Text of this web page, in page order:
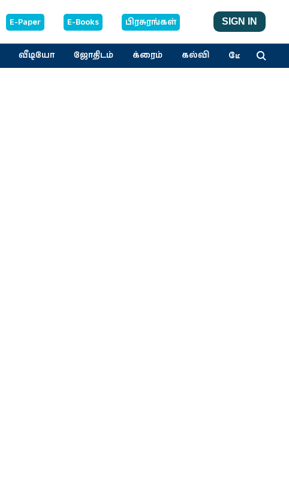
E-Paper E-Books பிரசுரங்கள் SIGN IN
வீடியோ ஜோதிடம் க்ரைம் கல்வி மேலும்